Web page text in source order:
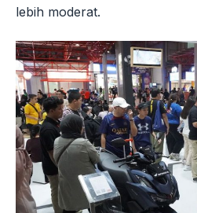
lebih moderat.